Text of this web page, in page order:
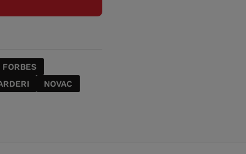
FORBES
NOVAC